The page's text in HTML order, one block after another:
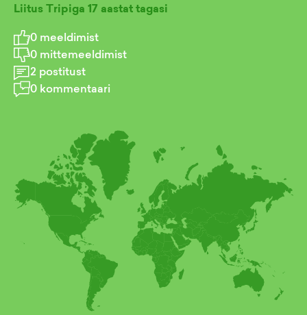
Liitus Tripiga 17 aastat tagasi
0 meeldimist
0 mittemeeldimist
2 postitust
0 kommentaari